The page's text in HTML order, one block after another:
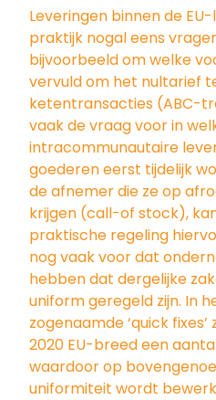
Leveringen binnen de
praktijk nogal eens
bijvoorbeeld om welke
vervuld om het nultarief
ketentransacties (ABC-
vaak de vraag voor in
intracommunautaire
goederen eerst tijdelijk
de afnemer die ze op
krijgen (call-of stock),
praktische regeling
nog vaak voor dat
hebben dat dergelijke
uniform geregeld zijn. In
zogenaamde ‘quick
2020 EU-breed een
waardoor op
uniformiteit wordt